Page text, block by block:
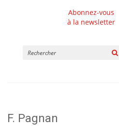
Abonnez-vous
à la newsletter
F. Pagnan